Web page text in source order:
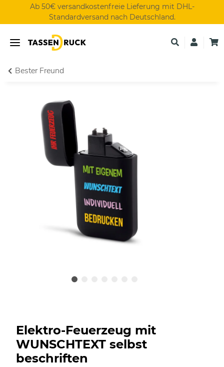
Ab 50€ versandkostenfreie Lieferung mit DHL-
Standardversand nach Deutschland.
Bester Freund
Elektro-Feuerzeug mit
WUNSCHTEXT selbst
beschriften